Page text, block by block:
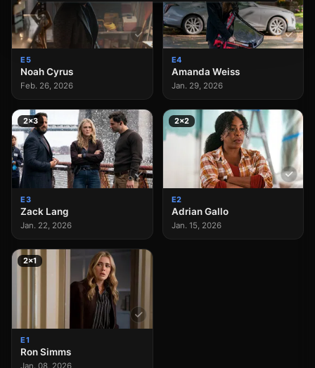
E5
Noah Cyrus
Feb. 26, 2026
E4
Amanda Weiss
Jan. 29, 2026
2×3
E3
Zack Lang
Jan. 22, 2026
2×2
E2
Adrian Gallo
Jan. 15, 2026
2×1
E1
Ron Simms
Jan. 08, 2026